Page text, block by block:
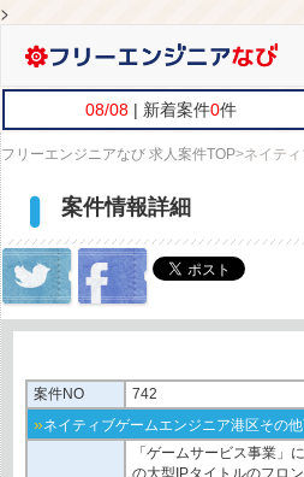
>
08/08 | 新着案件0件
フリーエンジニアなび 求人案件TOP>ネイテ
案件情報詳細
案件NO 742
»ネイティブゲームエンジニア港区その
「ゲームサービス事業」
の大型IPタイトルのフロ